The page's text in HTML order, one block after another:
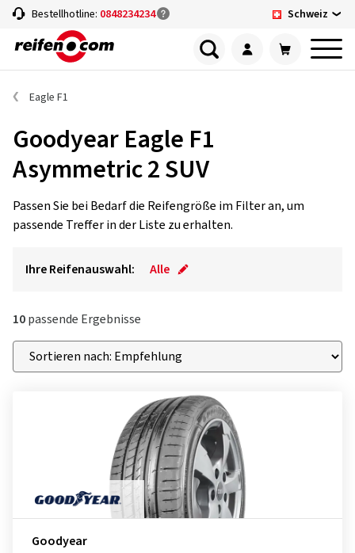
Bestellhotline: 0848234234 Schweiz
Eagle F1
Goodyear Eagle F1
Asymmetric 2 SUV
Passen Sie bei Bedarf die Reifengröße im Filter an, um
passende Treffer in der Liste zu erhalten.
Ihre Reifenauswahl: Alle
10passende Ergebnisse
Goodyear